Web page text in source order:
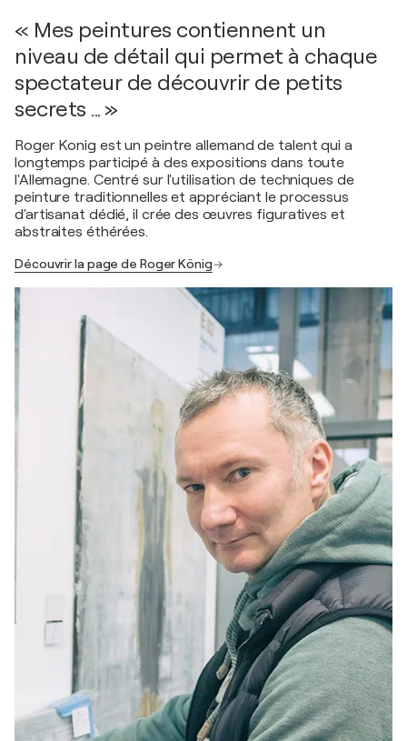
« Mes peintures contiennent un
niveau de détail qui permet à chaque
spectateur de découvrir de petits
secrets ... »
Roger Konig est un peintre allemand de talent qui a
longtemps participé à des expositions dans toute
l'Allemagne. Centré sur l'utilisation de techniques de
peinture traditionnelles et appréciant le processus
d'artisanat dédié, il crée des œuvres figuratives et
abstraites éthérées.
Découvrir la page de Roger König